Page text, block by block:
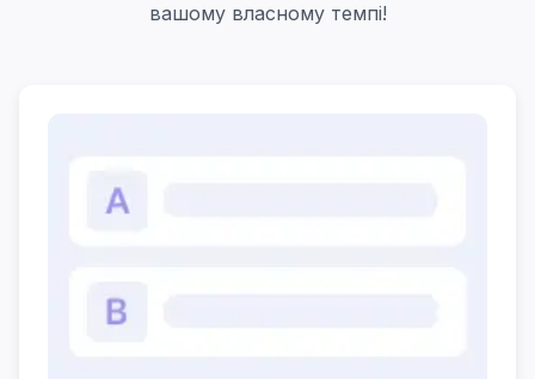
вашому власному темпі!